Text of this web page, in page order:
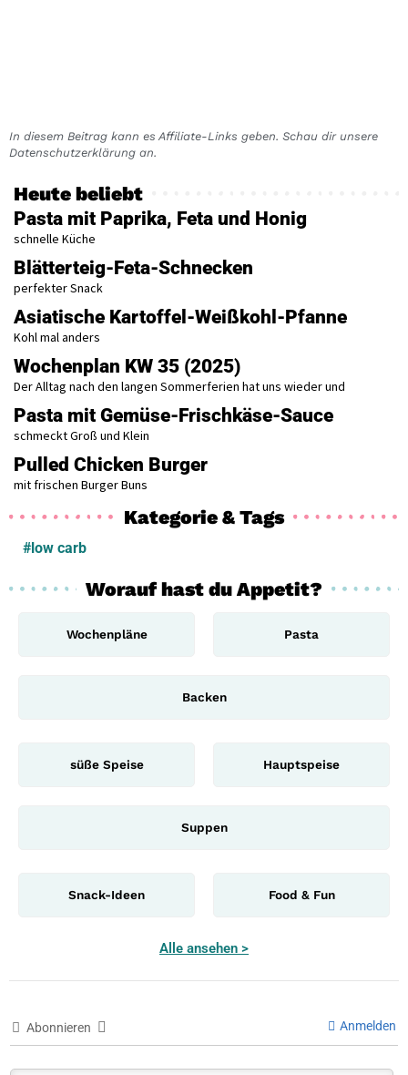
In diesem Beitrag kann es Affiliate-Links geben. Schau dir unsere
Datenschutzerklärung an.
Heute beliebt
Pasta mit Paprika, Feta und Honig
schnelle Küche
Blätterteig-Feta-Schnecken
perfekter Snack
Asiatische Kartoffel-Weißkohl-Pfanne
Kohl mal anders
Wochenplan KW 35 (2025)
Der Alltag nach den langen Sommerferien hat uns wieder und
Pasta mit Gemüse-Frischkäse-Sauce
schmeckt Groß und Klein
Pulled Chicken Burger
mit frischen Burger Buns
Kategorie & Tags
#low carb
Worauf hast du Appetit?
Wochenpläne Pasta
Backen
süße Speise Hauptspeise
Suppen
Snack-Ideen Food & Fun
Alle ansehen >
Abonnieren Anmelden